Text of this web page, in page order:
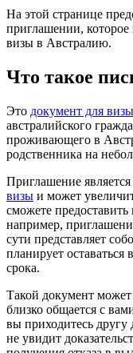
На этой странице
приглашении, которое
визы в Австралию.
Что такое
Это документ для визы
австралийского
проживающего в
родственника на
Приглашение
визы и может
сможете
например,
сути представляет
планирует оставаться
срока.
Такой документ может
близко общается с
вы приходитесь другу
не увидит